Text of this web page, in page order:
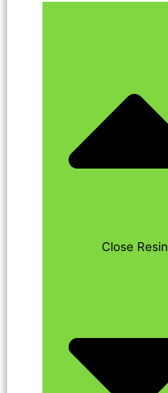
Close Resin